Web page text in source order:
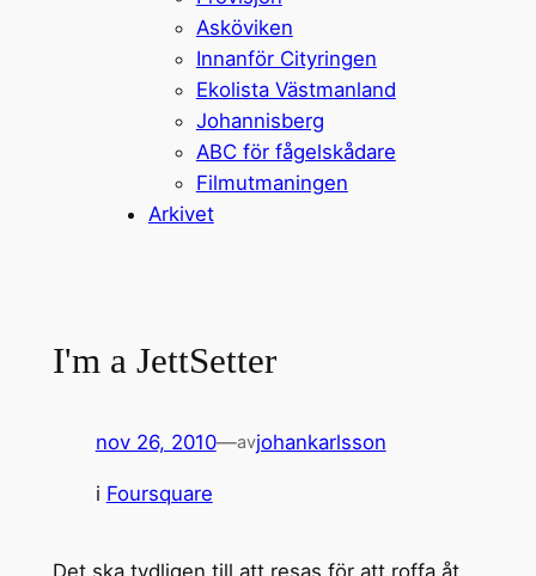
Asköviken
Innanför Cityringen
Ekolista Västmanland
Johannisberg
ABC för fågelskådare
Filmutmaningen
Arkivet
I'm a JettSetter
nov 26, 2010—avjohankarlsson
i Foursquare